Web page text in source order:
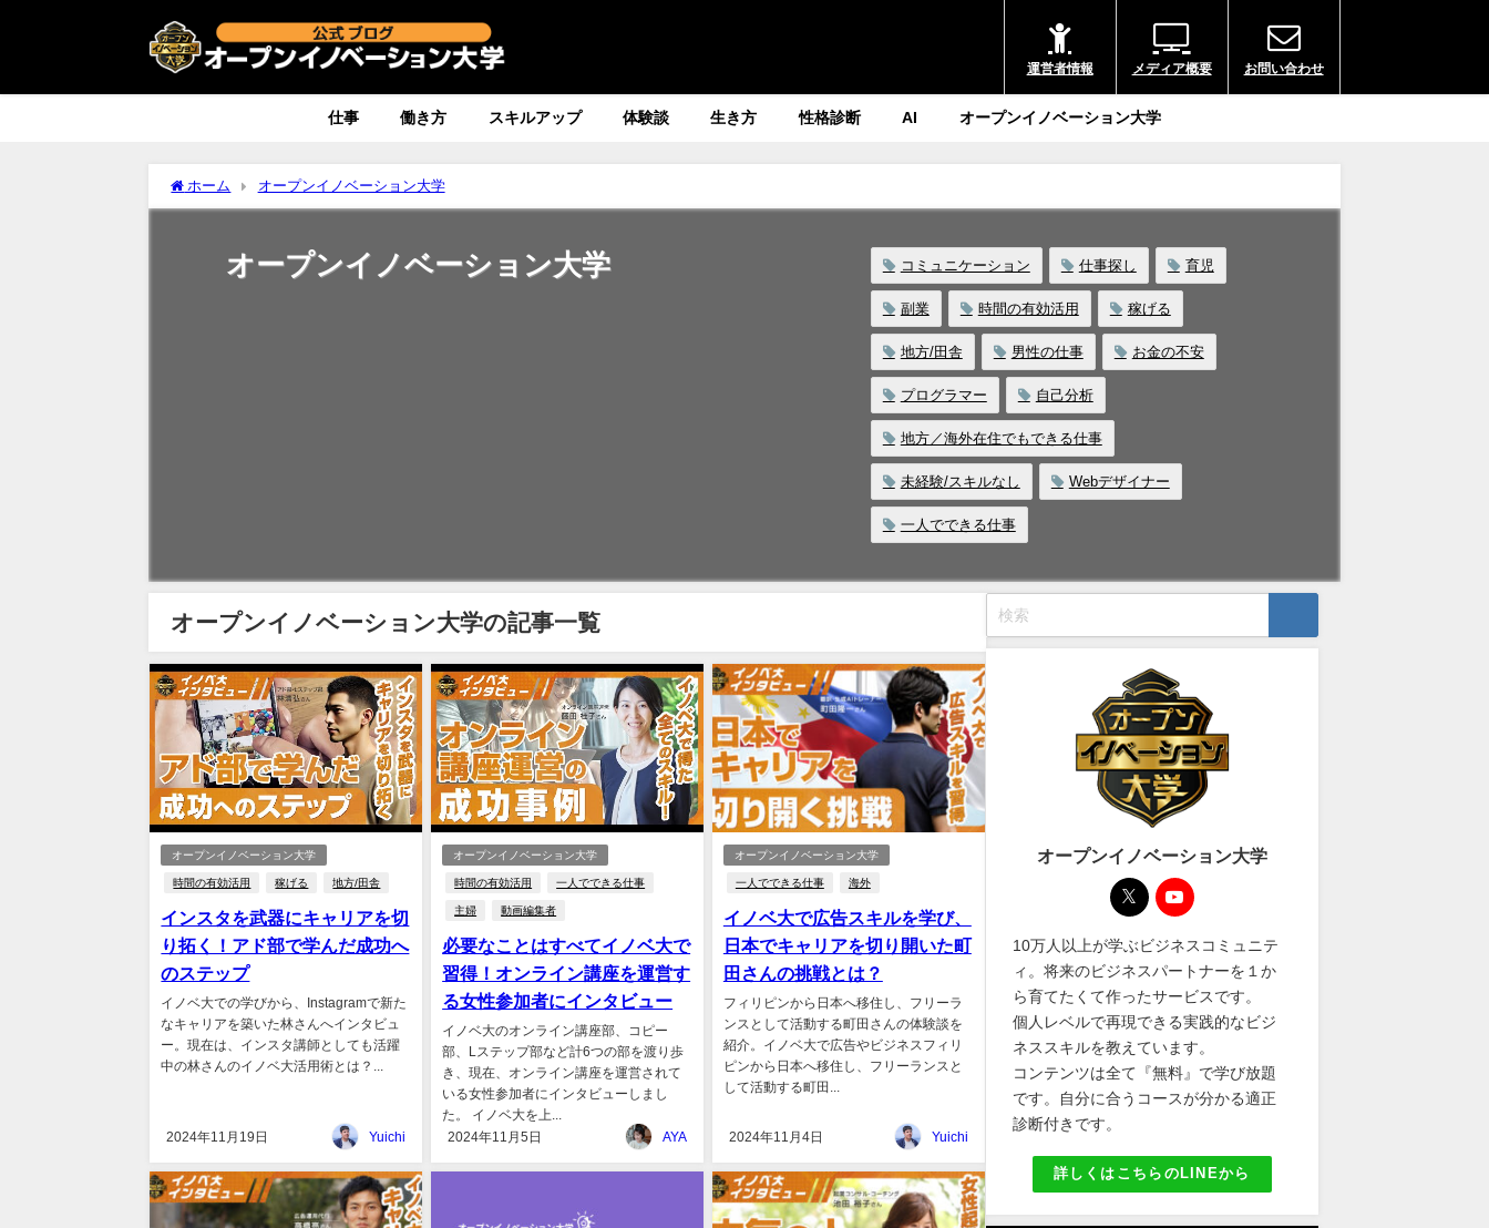
運営者情報 メディア概要 お問い合わせ
仕事 働き方 スキルアップ 体験談 生き方 性格診断 AI オープンイノベーション大学
ホーム オープンイノベーション大学
オープンイノベーション大学 コミュニケーション 仕事探し 育児
副業 時間の有効活用 稼げる
地方/田舎 男性の仕事 お金の不安
プログラマー 自己分析
地方／海外在住でもできる仕事
未経験/スキルなし Webデザイナー
一人でできる仕事
オープンイノベーション大学の記事一覧
オープンイノベーション大学
時間の有効活用 稼げる 地方/田舎
インスタを武器にキャリアを切
り拓く！アド部で学んだ成功へ
のステップ
イノベ大での学びから、Instagramで新た
なキャリアを築いた林さんへインタビュ
ー。現在は、インスタ講師としても活躍
中の林さんのイノベ大活用術とは？...
2024年11月19日 Yuichi
オープンイノベーション大学
時間の有効活用 一人でできる仕事
主婦 動画編集者
必要なことはすべてイノベ大で
習得！オンライン講座を運営す
る女性参加者にインタビュー
イノベ大のオンライン講座部、コピー
部、Lステップ部など計6つの部を渡り歩
き、現在、オンライン講座を運営されて
いる女性参加者にインタビューしまし
た。 イノベ大を上...
2024年11月5日
AYA
オープンイノベーション大学
一人でできる仕事 海外
イノベ大で広告スキルを学び、
日本でキャリアを切り開いた町
田さんの挑戦とは？
フィリピンから日本へ移住し、フリーラ
ンスとして活動する町田さんの体験談を
紹介。イノベ大で広告やビジネスフィリ
ピンから日本へ移住し、フリーランスと
して活動する町田...
2024年11月4日 Yuichi
オープンイノベーション大学
10万人以上が学ぶビジネスコミュニテ
ィ。将来のビジネスパートナーを１か
ら育てたくて作ったサービスです。
個人レベルで再現できる実践的なビジ
ネススキルを教えています。
コンテンツは全て『無料』で学び放題
です。自分に合うコースが分かる適正
診断付きです。
詳しくはこちらのLINEから